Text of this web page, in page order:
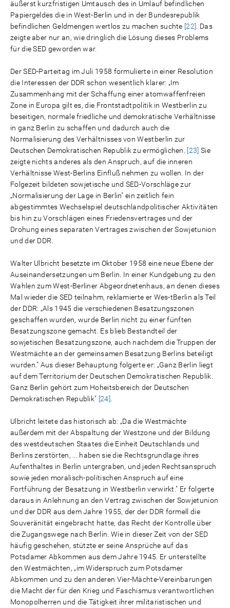
äußerst kurzfristigen Umtausch des in Umlauf befindlichen
Papiergeldes die in West-Berlin und in der Bundesrepublik
befindlichen Geldmengen wertlos zu machen suchte [22] . Das
zeigte aber nur an, wie dringlich die Lösung dieses Problems
für die SED geworden war.
Der SED-Parteitag im Juli 1958 formulierte in einer Resolution
die Interessen der DDR schon wesentlich klarer: „Im
Zusammenhang mit der Schaffung einer atomwaffenfreien
Zone in Europa gilt es, die Frontstadtpolitik in Westberlin zu
beseitigen, normale friedliche und demokratische Verhältnisse
in ganz Berlin zu schaffen und dadurch auch die
Normalisierung des Verhältnisses von Westberlin zur
Deutschen Demokratischen Republik zu ermöglichen. [23] Sie
zeigte nichts anderes als den Anspruch, auf die inneren
Verhältnisse West-Berlins Einfluß nehmen zu wollen. In der
Folgezeit bildeten sowjetische und SED-Vorschläge zur
„Normalisierung der Lage in Berlin" ein zeitlich fein
abgestimmtes Wechselspiel deutschlandpolitischer Aktivitäten
bis hin zu Vorschlägen eines Friedensvertrages und der
Drohung eines separaten Vertrages zwischen der Sowjetunion
und der DDR.
Walter Ulbricht besetzte im Oktober 1958 eine neue Ebene der
Auseinandersetzungen um Berlin. In einer Kundgebung zu den
Wahlen zum West-Berliner Abgeordnetenhaus, an denen dieses
Mal wieder die SED teilnahm, reklamierte er Wes-tBerlin als Teil
der DDR: „Als 1945 die verschiedenen Besatzungszonen
geschaffen wurden, wurde Berlin nicht zu einer fünften
Besatzungszone gemacht. Es blieb Bestandteil der
sowjetischen Besatzungszone, auch nachdem die Truppen der
Westmächte an der gemeinsamen Besatzung Berlins beteiligt
wurden." Aus dieser Behauptung folgerte er: „Ganz Berlin liegt
auf dem Territorium der Deutschen Demokratischen Republik.
Ganz Berlin gehört zum Hoheitsbereich der Deutschen
Demokratischen Republik" [24]
Ulbricht leitete das historisch ab: „Da die Westmächte
außerdem mit der Abspaltung der Westzone und der Bildung
des westdeutschen Staates die Einheit Deutschlands und
Berlins zerstörten, ... haben sie die Rechtsgrundlage ihres
Aufenthaltes in Berlin untergraben, und jeden Rechtsanspruch
sowie jeden moralisch-politischen Anspruch auf eine
Fortführung der Besatzung in Westberlin verwirkt." Er folgerte
daraus in Anlehnung an den Vertrag zwischen der Sowjetunion
und der DDR aus dem Jahre 1955, der der DDR formell die
Souveränität eingebracht hatte, das Recht der Kontrolle über
die Zugangswege nach Berlin. Wie in dieser Zeit von der SED
häufig geschehen, stützte er seine Ansprüche auf das
Potsdamer Abkommen aus dem Jahre 1945. Er unterstellte
den Westmächten, „im Widerspruch zum Potsdamer
Abkommen und zu den anderen Vier-Mächte-Vereinbarungen
die Macht der für den Krieg und Faschismus verantwortlichen
Monopolherren und die Tätigkeit ihrer militaristischen und